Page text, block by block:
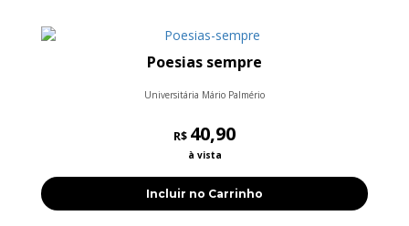
Poesias sempre
Universitária Mário Palmério
R$ 40,90
à vista
Incluir no Carrinho